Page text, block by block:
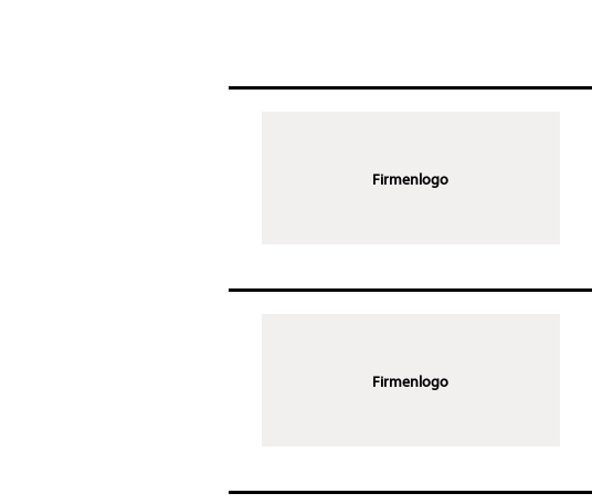
Firmenlogo
Firmenlogo